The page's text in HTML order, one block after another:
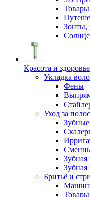
Зонты,
Красота и здоровье
Укладка
Фены
Уход за
Зубная
Зубная
Бритьё и
Товары